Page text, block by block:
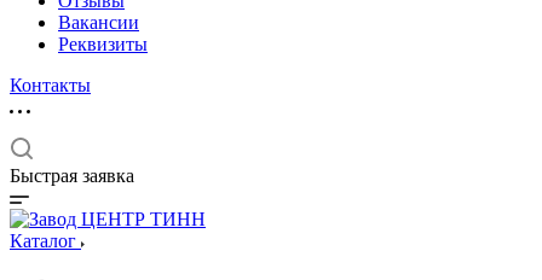
Вакансии
Реквизиты
Контакты
Быстрая заявка
Каталог